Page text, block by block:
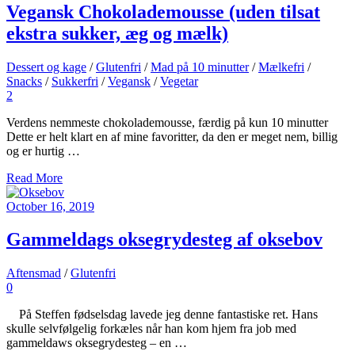
Vegansk Chokolademousse (uden tilsat
ekstra sukker, æg og mælk)
Dessert og kage /Glutenfri /Mad på 10 minutter/Mælkefri /
Snacks / Sukkerfri /Vegansk /Vegetar
2
Verdens nemmeste chokolademousse, færdig på kun 10 minutter
Dette er helt klart en af mine favoritter, da den er meget nem, billig
og er hurtig …
Read More
October 16, 2019
Gammeldags oksegrydesteg af oksebov
Aftensmad /Glutenfri
0
På Steffen fødselsdag lavede jeg denne fantastiske ret. Hans
skulle selvfølgelig forkæles når han kom hjem fra job med
gammeldaws oksegrydesteg – en …